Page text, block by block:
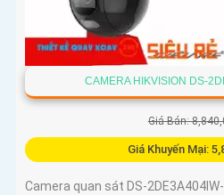
CAMERA HIKVISION DS-
Giá Bán:
Giá Khuyến Mại:
Camera quan sát DS-